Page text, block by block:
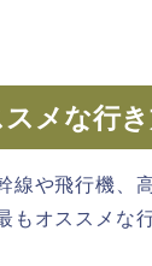
メな行
線や飛行機、
もオススメな